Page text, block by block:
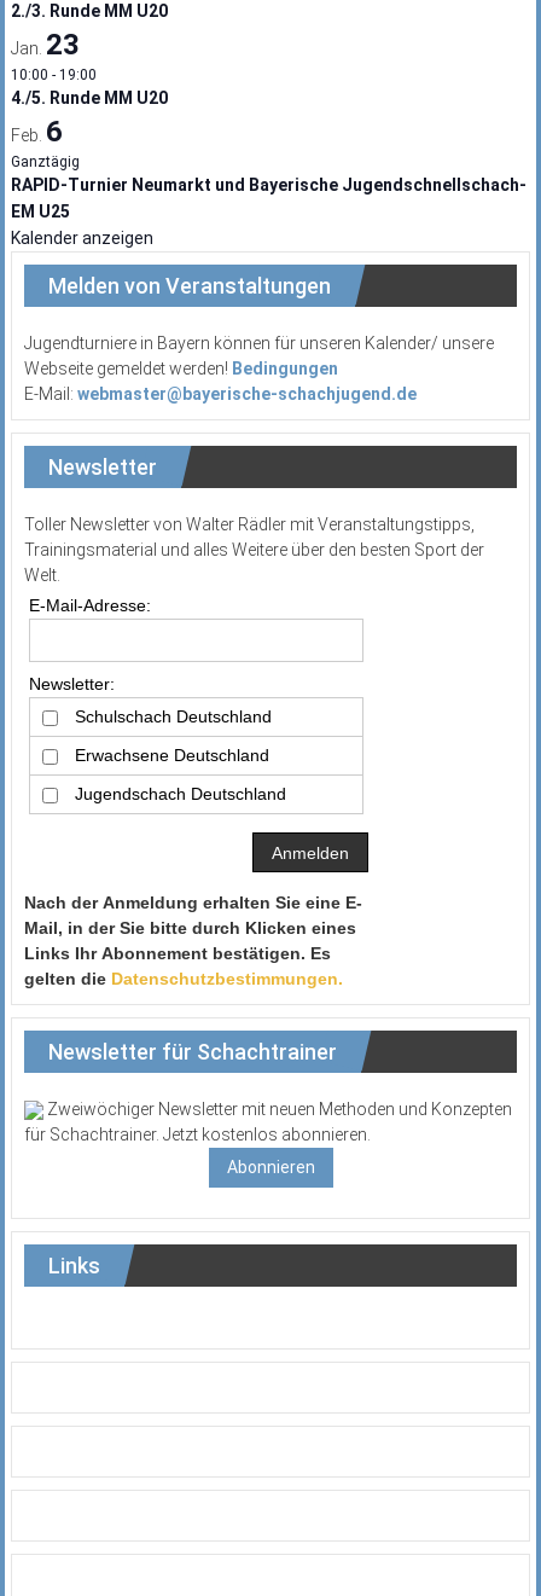
2./3. Runde MM U20
Jan. 23
10:00 - 19:00
4./5. Runde MM U20
Feb. 6
Ganztägig
RAPID-Turnier Neumarkt und Bayerische Jugendschnellschach-
EM U25
Kalender anzeigen
Melden von Veranstaltungen
Jugendturniere in Bayern können für unseren Kalender/ unsere
Webseite gemeldet werden! Bedingungen
E-Mail: webmaster@bayerische-schachjugend.de
Newsletter
Toller Newsletter von Walter Rädler mit Veranstaltungstipps,
Trainingsmaterial und alles Weitere über den besten Sport der
Welt.
E-Mail-Adresse:
Newsletter:
Schulschach Deutschland
Erwachsene Deutschland
Jugendschach Deutschland
Nach der Anmeldung erhalten Sie eine E-
Mail, in der Sie bitte durch Klicken eines
Links Ihr Abonnement bestätigen. Es
gelten die Datenschutzbestimmungen.
Newsletter für Schachtrainer
Zweiwöchiger Newsletter mit neuen Methoden und Konzepten
für Schachtrainer. Jetzt kostenlos abonnieren.
Abonnieren
Links